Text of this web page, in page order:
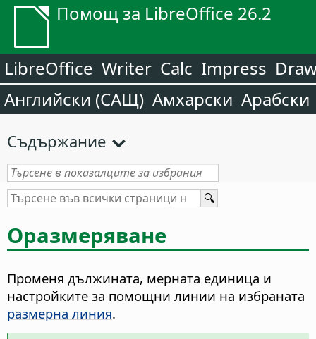
Помощ за LibreOffice 26.2
LibreOffice Writer Calc Impress
Английски (САЩ) Амхарски Арабски
Съдържание
Оразмеряване
Променя дължината, мерната единица и
настройките за помощни линии на избраната
размерна линия.